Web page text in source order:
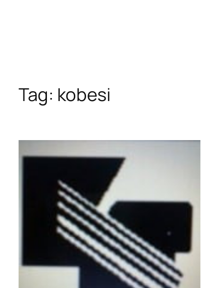
Tag: kobesi